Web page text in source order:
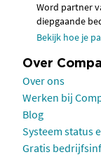
Word partner
diepgaande
Bekijk hoe je
Over
Over ons
Werken bij
Blog
Systeem status
Gratis